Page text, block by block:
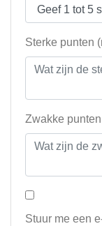
Sterke punten
Zwakke
Stuur me een